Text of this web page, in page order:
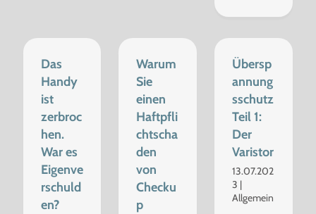
Das
Handy
ist
zerbroc
hen.
War es
Eigenve
rschuld
en?
Warum
Sie
einen
Haftpfli
chtscha
den
von
Checku
p
Übersp
annung
sschutz
Teil 1:
Der
Varistor
13.07.202
3 |
Allgemein